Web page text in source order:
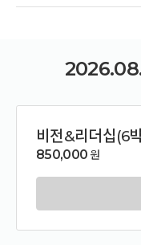
비전&리더십(6
850,000 원